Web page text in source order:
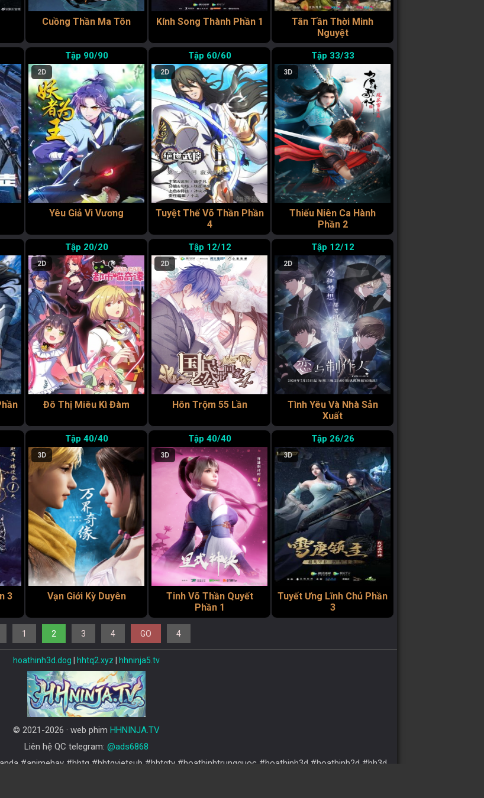
Cuồng Thần Ma Tôn Kính Song Thành Phần 1
Tân Tần Thời Minh
Nguyệt
90/90
2D
Yêu Giả Vi Vương
60/60
2D
Tuyệt Thế Võ Thần Phần
4
33/33
3D
Thiếu Niên Ca Hành
Phần 2
20/20
2D
Đô Thị Miêu Kì Đàm
12/12
2D
Hôn Trộm 55 Lần
12/12
2D
Tình Yêu Và Nhà Sản
Xuất
3
40/40
3D
Vạn Giới Kỳ Duyên
40/40
3D
Tinh Võ Thần Quyết
Phần 1
26/26
3D
Tuyết Ưng Lĩnh Chủ Phần
3
1 2 3 4 GO 4
hoathinh3d.dog hhtq2.xyz hhninja5.tv
© 2021-2026 · web phim HHNINJA.TV
Liên hệ QC telegram: @ads6868
#animehay #hhtq #hhtqvietsub #hhtqtv #hoathinhtrungquoc #hoathinh3d #hoathinh2d #hh3d